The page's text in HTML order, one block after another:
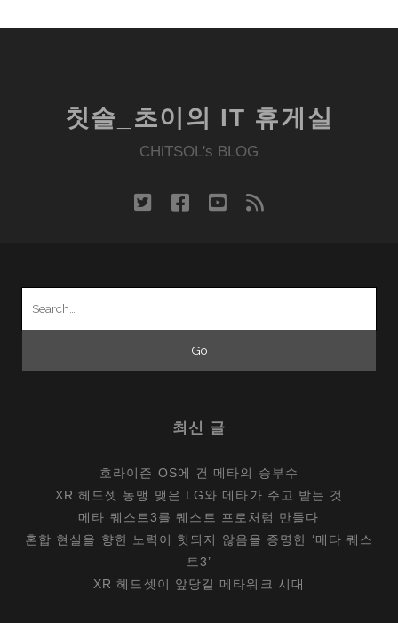
칫솔_초이의 IT 휴게실
CHiTSOL's BLOG
twitterfacebook
youtube
rss
최신 글
호라이즌 OS에 건 메타의 승부수
XR 헤드셋 동맹 맺은 LG와 메타가 주고 받는 것
메타 퀘스트3를 퀘스트 프로처럼 만들다
혼합 현실을 향한 노력이 헛되지 않음을 증명한 ‘메타 퀘스
트3’
XR 헤드셋이 앞당길 메타워크 시대